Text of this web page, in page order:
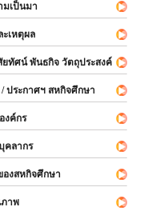
เป็นมา
เหตุผล
ศน์ พันธกิจ วัตถุประสงค์
ระกาศฯ สหกิจศึกษา
งค์กร
ลากร
งสหกิจศึกษา
าพ